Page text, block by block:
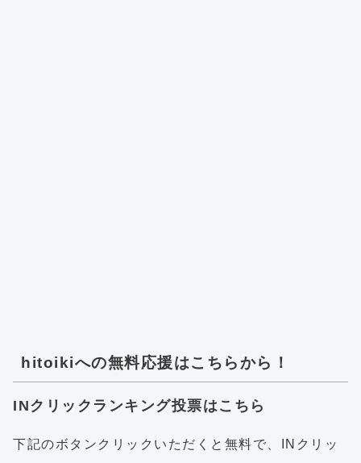
hitoikiへの無料応援はこちらから！
INクリックランキング投票はこちら
下記のボタンクリックいただくと無料で、INクリッ